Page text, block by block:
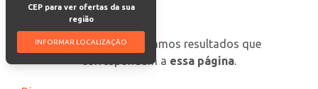
CEP para ver ofertas da sua
região
INFORMAR LOCALIZAÇÃO
oops, não encontramos resultados que
correspondam a essa página.